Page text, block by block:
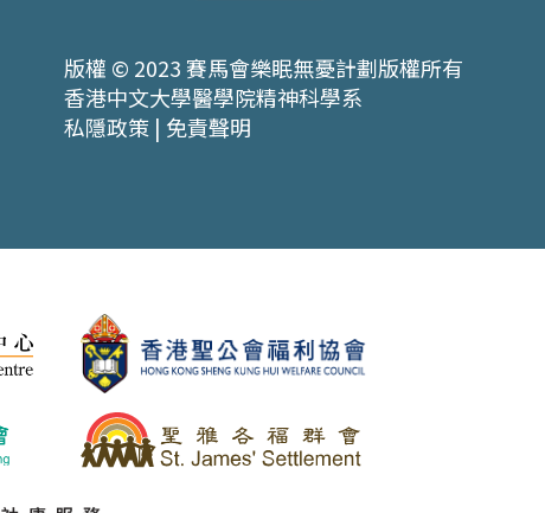
版權 © 2023 賽馬會樂眠無憂計劃版權所有
香港中文大學醫學院精神科學系
私隱政策 | 免責聲明